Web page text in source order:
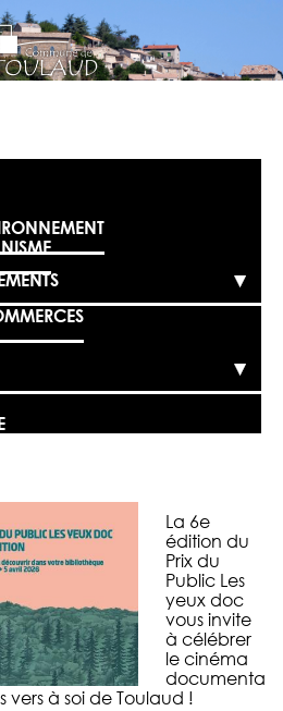
MAIRIE
SERVICES
LOCALE
La 6e
édition du
Prix du
Public Les
yeux doc
vous invite
à célébrer
le cinéma
documenta
vers à soi de Toulaud !